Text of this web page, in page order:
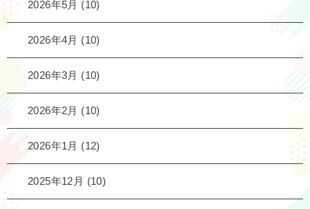
2026年5月 (10)
2026年4月 (10)
2026年3月 (10)
2026年2月 (10)
2026年1月 (12)
2025年12月 (10)